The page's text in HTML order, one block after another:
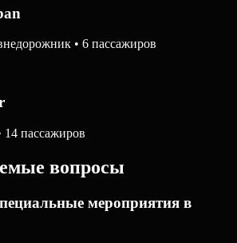
• 6 пассажиров
14 пассажиров
вопросы
мероприятия в